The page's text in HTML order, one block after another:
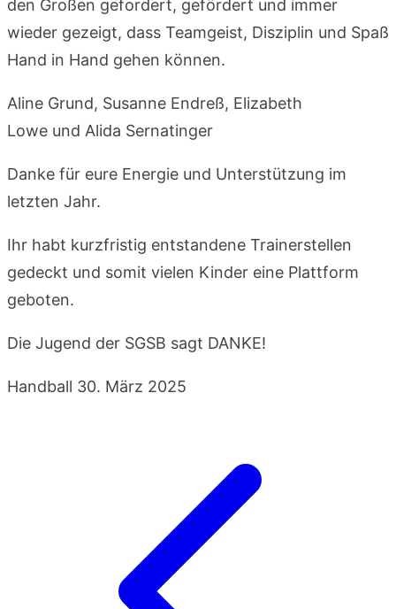
den Großen gefordert, gefördert und immer
wieder gezeigt, dass Teamgeist, Disziplin und Spaß
Hand in Hand gehen können.
Aline Grund, Susanne Endreß, Elizabeth
Lowe und Alida Sernatinger
Danke für eure Energie und Unterstützung im
letzten Jahr.
Ihr habt kurzfristig entstandene Trainerstellen
gedeckt und somit vielen Kinder eine Plattform
geboten.
Die Jugend der SGSB sagt DANKE!
Handball 30. März 2025